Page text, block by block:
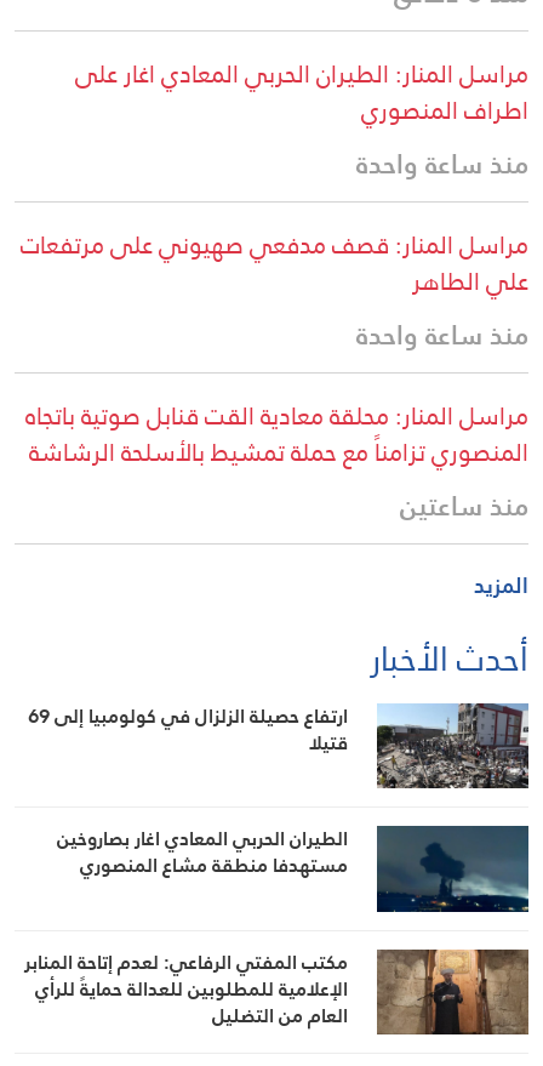
مراسل المنار: الطيران الحربي المعادي اغار على
اطراف المنصوري
منذ ساعة واحدة
مراسل المنار: قصف مدفعي صهيوني على مرتفعات
علي الطاهر
منذ ساعة واحدة
مراسل المنار: محلقة معادية القت قنابل صوتية باتجاه
المنصوري تزامناً مع حملة تمشيط بالأسلحة الرشاشة
منذ ساعتين
المزيد
أحدث الأخبار
ارتفاع حصيلة الزلزال في كولومبيا إلى 69
قتيلا
الطيران الحربي المعادي اغار بصاروخين
مستهدفا منطقة مشاع المنصوري
مكتب المفتي الرفاعي: لعدم إتاحة المنابر
الإعلامية للمطلوبين للعدالة حمايةً للرأي
العام من التضليل